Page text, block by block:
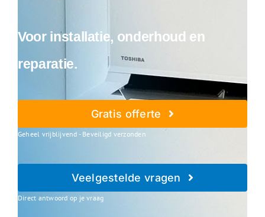
Voor installatie, onderhoud en
reparatie.
Gratis offerte
Geheel vrijblijvend - Beveiligd verzonden
Veelgestelde vragen
Direct antwoord op je vraag